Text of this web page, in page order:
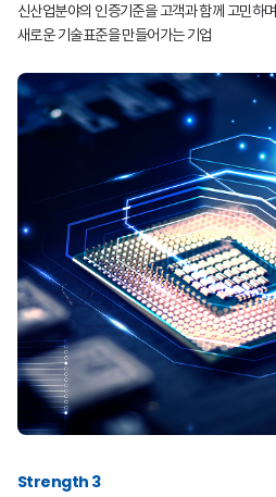
신산업분야의 인증기준을 고객과 함께 고민하며
새로운 기술표준을 만들어가는 기업
Strength 3